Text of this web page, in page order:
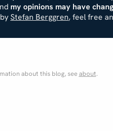
my opinions may have
Stefan Berggren, feel free
about this blog, seeabout.